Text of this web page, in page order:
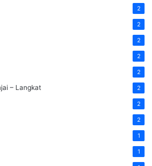
2
2
2
2
2
– Langkat 2
2
2
1
1